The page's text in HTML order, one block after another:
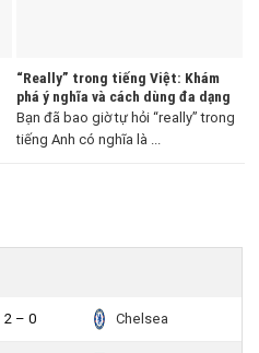
“Really” trong tiếng Việt: Khám
phá ý nghĩa và cách dùng đa dạng
Bạn đã bao giờ tự hỏi “really” trong
tiếng Anh có nghĩa là ...
2 – 0 Chelsea